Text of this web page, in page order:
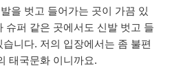
을 벗고 들어가는 곳이 가끔 있
슈퍼 같은 곳에서도 신발 벗고 들
니다. 저의 입장에서는 좀 불편
태국문화 이니까요.